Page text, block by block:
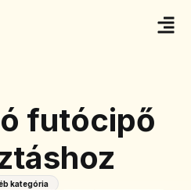
futócipő
kategória